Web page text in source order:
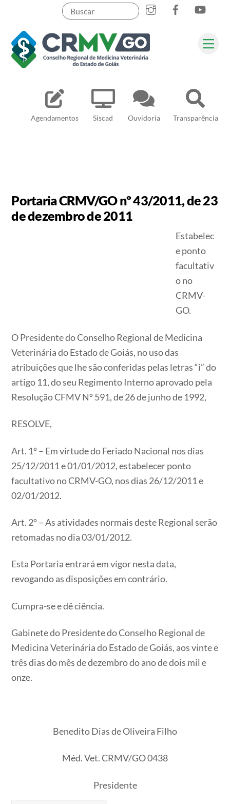
content
Agendamentos Siscad Ouvidoria Transparência
Pesquisar
Portaria CRMV/GO nº 43/2011, de 23
de dezembro de 2011
Estabelec
e ponto
facultativ
o no
CRMV-
GO.
O Presidente do Conselho Regional de Medicina
Veterinária do Estado de Goiás, no uso das
atribuições que lhe são conferidas pelas letras “i” do
artigo 11, do seu Regimento Interno aprovado pela
Resolução CFMV Nº 591, de 26 de junho de 1992,
RESOLVE,
Art. 1º – Em virtude do Feriado Nacional nos dias
25/12/2011 e 01/01/2012, estabelecer ponto
facultativo no CRMV-GO, nos dias 26/12/2011 e
02/01/2012.
Art. 2º – As atividades normais deste Regional serão
retomadas no dia 03/01/2012.
Esta Portaria entrará em vigor nesta data,
revogando as disposições em contrário.
Cumpra-se e dê ciência.
Gabinete do Presidente do Conselho Regional de
Medicina Veterinária do Estado de Goiás, aos vinte e
três dias do mês de dezembro do ano de dois mil e
onze.
Benedito Dias de Oliveira Filho
Méd. Vet. CRMV/GO 0438
Presidente